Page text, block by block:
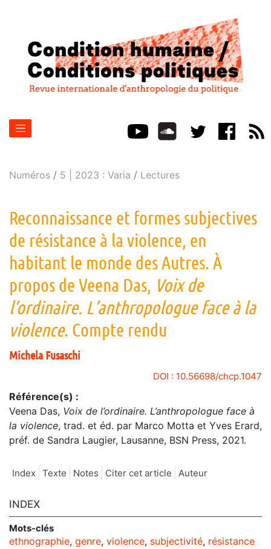
Numéros 5 | 2023 : Varia Lectures
Reconnaissance et formes subjectives
de résistance à la violence, en
habitant le monde des Autres. À
propos de Veena Das, Voix de
l’ordinaire. L’anthropologue face à la
violence. Compte rendu
Michela Fusaschi
DOI : 10.56698/chcp.1047
Référence(s) :
Veena Das, Voix de l’ordinaire. L’anthropologue face à
la violence, trad. et éd. par Marco Motta et Yves Erard,
préf. de Sandra Laugier, Lausanne, BSN Press, 2021.
Index Texte Notes Citer cet article Auteur
INDEX
Mots-clés
ethnographie, genre, violence, subjectivité, résistance